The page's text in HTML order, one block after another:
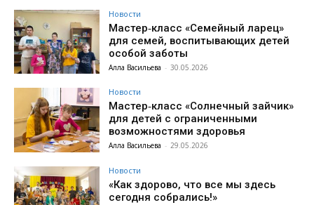
Новости
Мастер‑класс «Семейный ларец»
для семей, воспитывающих детей
особой заботы
Алла Васильева - 30.05.2026
Новости
Мастер‑класс «Солнечный зайчик»
для детей с ограниченными
возможностями здоровья
Алла Васильева - 29.05.2026
Новости
«Как здорово, что все мы здесь
сегодня собрались!»